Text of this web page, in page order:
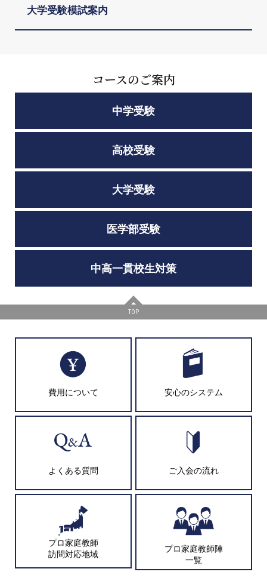
大学受験模試案内
コースのご案内
中学受験
高校受験
大学受験
医学部受験
中高一貫校生対策
TOP
費用について 安心のシステム
よくある質問 ご入会の流れ
プロ家庭教師
訪問対応地域
プロ家庭教師陣
一覧